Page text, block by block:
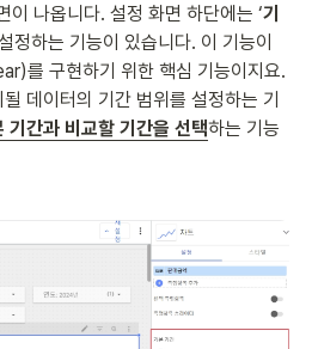
이 나옵니다. 설정 화면 하단에는 ‘기
정하는 기능이 있습니다. 이 기능이
를 구현하기 위한 핵심 기능이지요.
데이터의 기간 범위를 설정하는 기
기간과 비교할 기간을 선택하는 기능